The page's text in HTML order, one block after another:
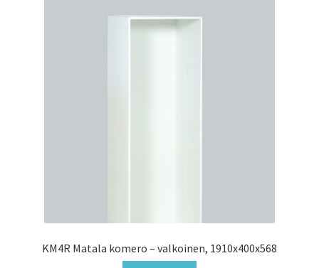
KM4R Matala komero – valkoinen, 1910x400x568